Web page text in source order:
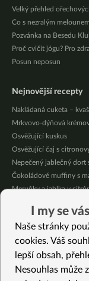
Velký přehled
Co s nezralým melounem
Pozvánka na Besedu
Proč cvičit jógu? Pro
Posun neposun
Nejnovější recepty
Nakládaná cuketa –
Mrkvovo-dýňová
Osvěžující kuskus
Osvěžující čaj s
Nepečený jablečný dort
Čokoládové muffiny s
Meruňky a jablka v
Celozrnná rýže basmati
Citrónové muffiny s
Vybrané recepty
I my se
Naše stránky
cookies. Váš
lepší obsah,
Nesouhlas může